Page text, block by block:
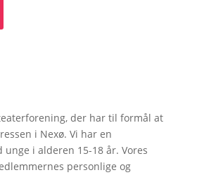
der har til formål at
i Nexø. Vi har en
i alderen 15-18 år. Vores
personlige og